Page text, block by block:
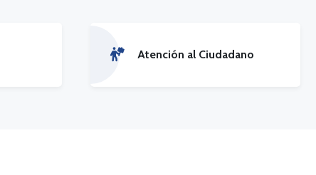
Atención al Ciudadano